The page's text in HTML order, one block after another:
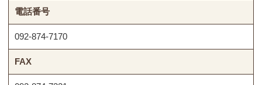
電話番号
092-874-7170
FAX